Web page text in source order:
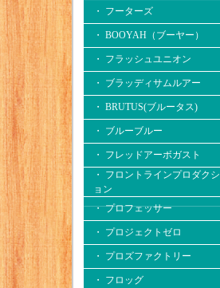
・ フーターズ
・ BOOYAH（ブーヤー）
・ フラッシュユニオン
・ ブラッディサムルアー
・ BRUTUS(ブルータス)
・ ブルーブルー
・ フレッドアーボガスト
・ フロントラインプロダクシ
ョン
・ プロフェッサー
・ プロジェクトゼロ
・ プロズファクトリー
・ フロッグ